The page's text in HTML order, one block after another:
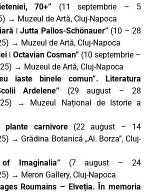
70+” (11 septembrie – 5
→ Muzeul de Artă, Cluj-Napoca
ǀ Jutta Pallos-Schönauer” (10 – 28
→ Muzeul de Artă, Cluj-Napoca
ǀ Octavian Cosman” (10 septembrie –
→ Muzeul de Artă, Cluj-Napoca
iaste binele comun”. Literatura
Ardelene” (29 august – 28
→ Muzeul Național de Istorie a
plante carnivore(22 august – 14
→ Grădina Botanică „Al. Borza”, Cluj-
of Imaginalia” (7 august – 24
→ Meron Gallery, Cluj-Napoca
Roumains – Elveția. În memoria